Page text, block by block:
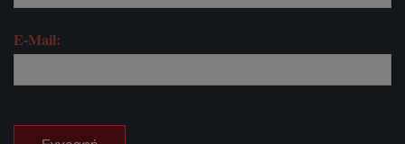
E-Mail: